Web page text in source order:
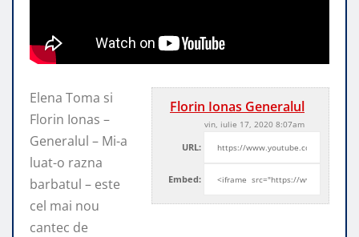
Florin Ionas Generalul
vin, iulie 17, 2020 8:07am
URL:
Embed:
Elena Toma si
Florin Ionas –
Generalul – Mi-a
luat-o razna
barbatul – este
cel mai nou
cantec de